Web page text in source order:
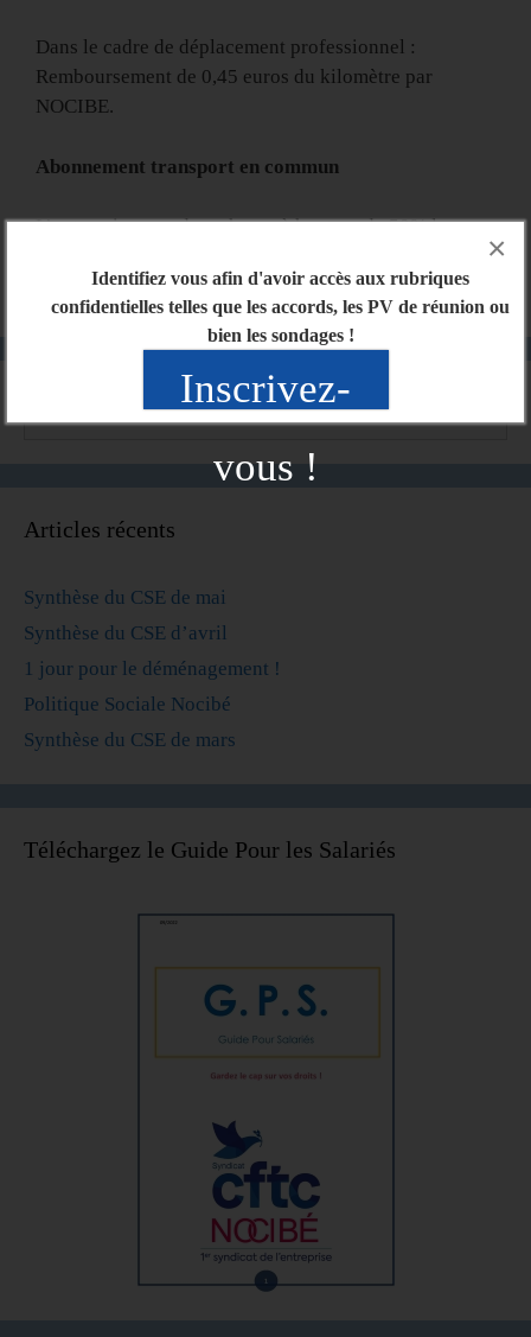
Identifiez vous afin d'avoir accès aux rubriques
confidentielles telles que les accords, les PV de réunion ou
bien les sondages !
Inscrivez-
vous !
×
Dans le cadre de déplacement professionnel :
Remboursement de 0,45 euros du kilomètre par
NOCIBE.
Abonnement transport en commun
L’entreprise prend en charge à hauteur de 50% les
Articles récents
Synthèse du CSE de mai
Synthèse du CSE d’avril
1 jour pour le déménagement !
Politique Sociale Nocibé
Synthèse du CSE de mars
Téléchargez le Guide Pour les Salariés